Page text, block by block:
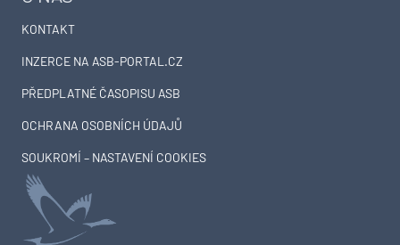
KONTAKT
INZERCE NA ASB-PORTAL.CZ
PŘEDPLATNÉ ČASOPISU ASB
OCHRANA OSOBNÍCH ÚDAJŮ
SOUKROMÍ – NASTAVENÍ COOKIES